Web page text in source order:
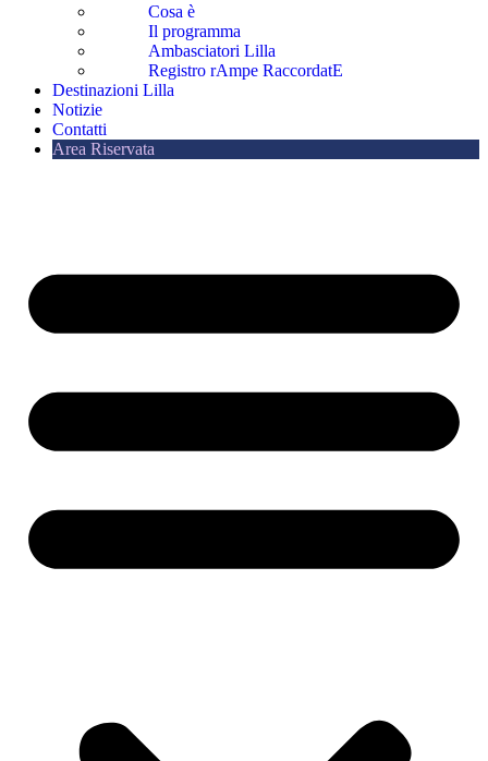
Cosa è
Il programma
Ambasciatori Lilla
Registro rAmpe RaccordatE
Destinazioni Lilla
Notizie
Contatti
Area Riservata